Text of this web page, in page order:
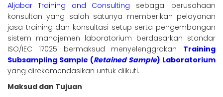
Aljabar Training and Consulting
sebagai perusahaan
konsultan yang salah satunya memberikan pelayanan
jasa training dan konsultasi setup serta pengembangan
sistem manajemen laboratorium berdasarkan standar
ISO/IEC 17025 bermaksud menyelenggrakan Training
Subsampling Sample (Retained Sample) Laboratorium
yang direkomendasikan untuk diikuti.
Maksud dan Tujuan